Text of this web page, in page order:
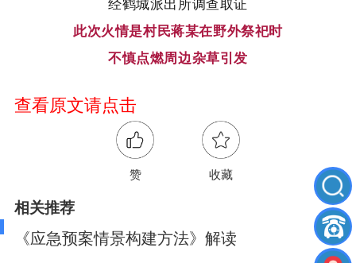
此次火情是村民蒋某在野外祭祀时
不慎点燃周边杂草引发
查看原文请点击
赞 收藏
相关推荐
《应急预案情景构建方法》解读